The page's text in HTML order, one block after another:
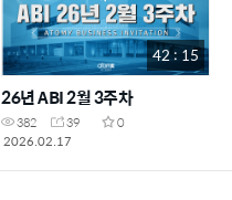
42 : 15
26년 ABI 2월 3주차
382 39
0
2026.02.17